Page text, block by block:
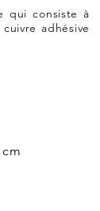
qui consiste à
adhésive